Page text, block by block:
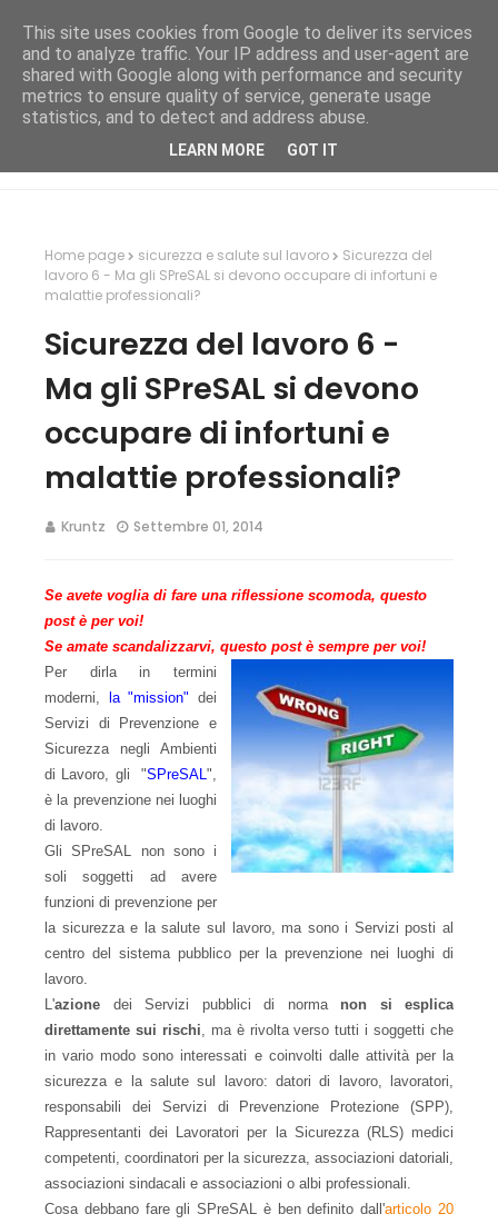
Home page sicurezza e salute sul lavoro
Sicurezza del
lavoro 6 - Ma gli SPreSAL si devono occupare di infortuni e
malattie professionali?
Sicurezza del lavoro 6 -
Ma gli SPreSAL si devono
occupare di infortuni e
malattie professionali?
Kruntz Settembre 01, 2014
Se avete voglia di fare una riflessione scomoda, questo
post è per voi!
Se amate scandalizzarvi, questo post è sempre per voi!
Per dirla in termini
moderni,
la "mission" dei
Servizi di Prevenzione e
Sicurezza negli Ambienti
di Lavoro, gli "SPreSAL",
è la prevenzione nei luoghi
di lavoro.
Gli SPreSAL non sono i
soli soggetti ad avere
funzioni di prevenzione per
la sicurezza e la salute sul lavoro, ma sono i Servizi posti al
centro del sistema pubblico per la prevenzione nei luoghi di
lavoro.
L'azione dei Servizi pubblici di norma non si esplica
direttamente sui rischi, ma è rivolta verso tutti i soggetti che
in vario modo sono interessati e coinvolti dalle attività per la
sicurezza e la salute sul lavoro: datori di lavoro, lavoratori,
responsabili dei Servizi di Prevenzione Protezione (SPP),
Rappresentanti dei Lavoratori per la Sicurezza (RLS) medici
competenti, coordinatori per la sicurezza, associazioni datoriali,
associazioni sindacali e associazioni o albi professionali.
Cosa debbano fare gli SPreSAL è ben definito dall'articolo 20
This site uses cookies from Google to deliver its services
and to analyze traffic. Your IP address and user-agent are
shared with Google along with performance and security
metrics to ensure quality of service, generate usage
statistics, and to detect and address abuse.
LEARN MORE GOT IT